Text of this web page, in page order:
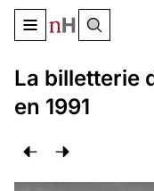
Basculer le menu
La billetterie
en 1991